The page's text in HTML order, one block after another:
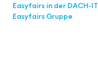
Easyfairs in der DACH-IT
Easyfairs Gruppe